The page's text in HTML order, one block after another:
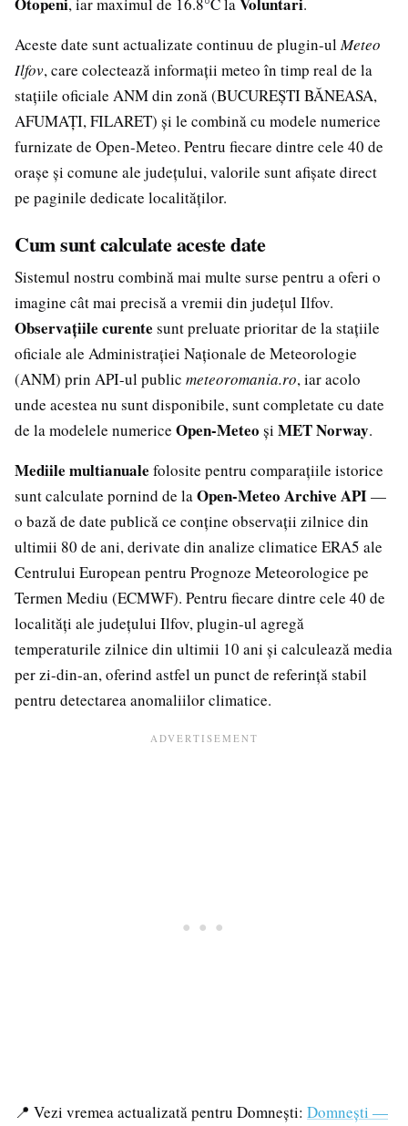
Aceste date sunt actualizate continuu de plugin-ulMeteo
Ilfov, care colectează informații meteo în timp real de la
stațiile oficiale ANM din zonă (BUCUREȘTI BĂNEASA,
AFUMAȚI, FILARET) și le combină cu modele numerice
furnizate de Open-Meteo. Pentru fiecare dintre cele 40 de
orașe și comune ale județului, valorile sunt afișate direct
pe paginile dedicate localităților.
Cum sunt calculate aceste date
Sistemul nostru combină mai multe surse pentru a oferi o
imagine cât mai precisă a vremii din județul Ilfov.
Observațiile curente sunt preluate prioritar de la stațiile
oficiale ale Administrației Naționale de Meteorologie
(ANM) prin API-ul public meteoromania.ro, iar acolo
unde acestea nu sunt disponibile, sunt completate cu date
de la modelele numerice Open-Meteo și MET Norway.
Mediile multianuale folosite pentru comparațiile istorice
sunt calculate pornind de laOpen-Meteo Archive API—
o bază de date publică ce conține observații zilnice din
ultimii 80 de ani, derivate din analize climatice ERA5 ale
Centrului European pentru Prognoze Meteorologice pe
Termen Mediu (ECMWF). Pentru fiecare dintre cele 40 de
localități ale județului Ilfov, plugin-ul agregă
temperaturile zilnice din ultimii 10 ani și calculează media
per zi-din-an, oferind astfel un punct de referință stabil
pentru detectarea anomaliilor climatice.
📍 Vezi vremea actualizată pentru Domnești: Domnești —